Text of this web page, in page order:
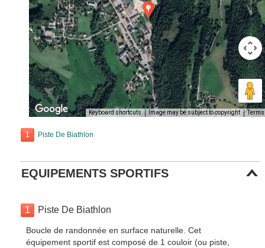
Keyboard shortcuts Image may be subject to copyright Terms
1 Piste De Biathlon
EQUIPEMENTS SPORTIFS
1 Piste De Biathlon
Boucle de randonnée en surface naturelle. Cet
équipement sportif est composé de 1 couloir (ou piste,